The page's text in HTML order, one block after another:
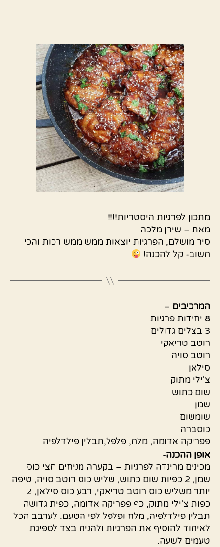
מתכון לפרגיות היסטריות!!!!
מאת – שירן מלכה
סיר מושלם, הפרגיות יוצאות ממש ממש רכות והכי
חשוב- קל להכנה!
המרכיבים –
8 יחידות פרגיות
3 בצלים גדולים
רוטב טריאקי
רוטב סויה
סילאן
צ'ילי מתוק
שום כתוש
שמן
שומשום
כוסברה
פפריקה אדומה, מלח, פלפל,תבלין פילדלפיה
אופן ההכנה-
מכינים מרינדה לפרגיות – בקערה מניחים חצי כוס
שמן, 2 כפיות שום כתוש, שליש כוס רוטב סויה, טיפה
יותר משליש כוס רוטב טריאקי, רבע כוס סילאן, 2
כפות צ'ילי מתוק, כף פפריקה אדומה, כפית גדושה
תבלין פילדלפיה, מלח ופלפל לפי הטעם. לערבב הכל
לאיחוד להוסיף את הפרגיות ולהניח בצד לספיגת
טעמים לשעה.